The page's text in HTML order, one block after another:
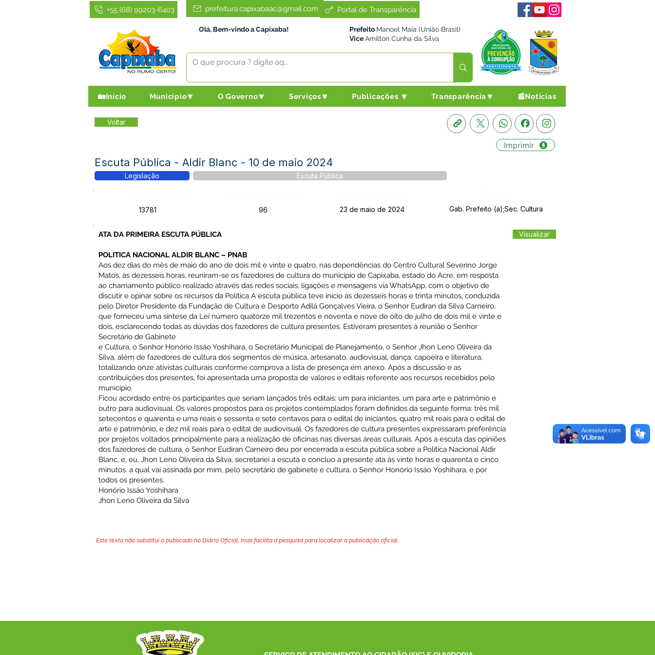
Portal de Transparência
prefeitura.capixabaac@gmail.com
+55 (68) 99203-6403
Olá, Bem-vindo a Capixaba! Prefeito Manoel Maia (União Brasil)
ViceAmilton Cunha da Silva
🏡Início Município🔽 O Governo🔽 Serviços🔽 Publicações 🔽 Transparência🔽 📰Notícias
Voltar
Imprimir
Escuta Pública - Aldir Blanc - 10 de maio 2024
Legislação Escuta Pública
13781
96 23 de maio de 2024 Gab. Prefeito (a);Sec. Cultura
ATA DA PRIMEIRA ESCUTA PÚBLICA
POLITICA NACIONAL ALDIR BLANC – PNAB
Aos dez dias do mês de maio do ano de dois mil e vinte e quatro, nas dependências do Centro Cultural Severino Jorge
Matos, às dezesseis horas, reuniram-se os fazedores de cultura do município de Capixaba, estado do Acre, em resposta
ao chamamento público realizado através das redes sociais, ligações e mensagens via WhatsApp, com o objetivo de
discutir e opinar sobre os recursos da Política A escuta pública teve início às dezesseis horas e trinta minutos, conduzida
pelo Diretor Presidente da Fundação de Cultura e Desporto Adilá Gonçalves Vieira, o Senhor Eudiran da Silva Carneiro,
que forneceu uma síntese da Lei número quatorze mil trezentos e noventa e nove de oito de julho de dois mil e vinte e
dois, esclarecendo todas as dúvidas dos fazedores de cultura presentes. Estiveram presentes à reunião o Senhor
Secretário de Gabinete
e Cultura, o Senhor Honório Issáo Yoshihara, o Secretário Municipal de Planejamento, o Senhor Jhon Leno Oliveira da
Silva, além de fazedores de cultura dos segmentos de música, artesanato, audiovisual, dança, capoeira e literatura,
totalizando onze ativistas culturais conforme comprova a lista de presença em anexo. Após a discussão e as
contribuições dos presentes, foi apresentada uma proposta de valores e editais referente aos recursos recebidos pelo
município.
Ficou acordado entre os participantes que seriam lançados três editais: um para iniciantes, um para arte e patrimônio e
outro para audiovisual. Os valores propostos para os projetos contemplados foram definidos da seguinte forma: três mil
setecentos e quarenta e uma reais e sessenta e sete centavos para o edital de iniciantes, quatro mil reais para o edital de
arte e patrimônio, e dez mil reais para o edital de audiovisual. Os fazedores de cultura presentes expressaram preferência
por projetos voltados principalmente para a realização de oficinas nas diversas áreas culturais. Após a escuta das opiniões
dos fazedores de cultura, o Senhor Eudiran Carneiro deu por encerrada a escuta pública sobre a Política Nacional Aldir
Blanc, e, eu, Jhon Leno Oliveira da Silva, secretariei a escuta e concluo a presente ata às vinte horas e quarenta e cinco
minutos, a qual vai assinada por mim, pelo secretário de gabinete e cultura, o Senhor Honório Issáo Yoshihara, e por
todos os presentes.
Honório Issáo Yoshihara
Jhon Leno Oliveira da Silva
Visualizar
Este texto não substitui o publicado no Diário Oficial, mas facilita a pesquisa para localizar a publicação oficial.